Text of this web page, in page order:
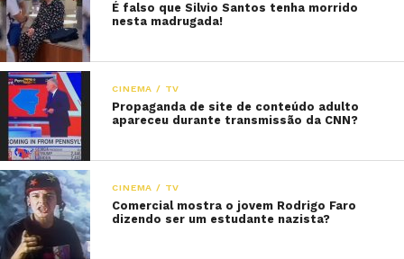
É falso que Silvio Santos tenha morrido
nesta madrugada!
CINEMA / TV
Propaganda de site de conteúdo adulto
apareceu durante transmissão da CNN?
CINEMA / TV
Comercial mostra o jovem Rodrigo Faro
dizendo ser um estudante nazista?